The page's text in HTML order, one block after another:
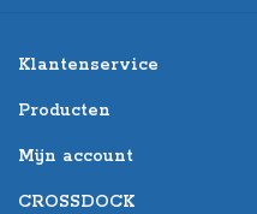
Klantenservice
Producten
Mijn account
CROSSDOCK